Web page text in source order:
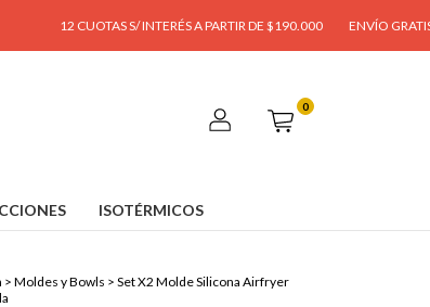
CUOTAS S/ INTERÉS A PARTIR DE $190.000 ENVÍO GRATIS A PARTIR
0
ISOTÉRMICOS
> Moldes y Bowls > Set X2 Molde Silicona Airfryer